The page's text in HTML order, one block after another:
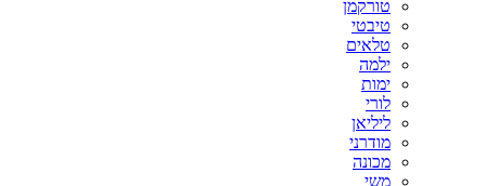
טורקמן
טיבטי
טלאים
ילמה
ימות
לורי
ליליאן
מודרני
מכונה
משי